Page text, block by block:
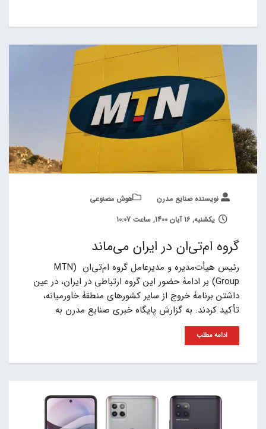
نویسنده صنایع مدرن
هوش مصنوعی
یکشنبه, 16 آبان 1400, ساعت 10:07
گروه ام‌تی‌ان در ایران می‌ماند
رئیس هیأت‌مدیره و مدیرعامل گروه ام‌تی‌ان (MTN
Group) بر ادامۀ حضور این گروه ارتباطی در ایران، در عین
داشتن برنامۀ خروج از سایر کشورهای منطقۀ خاورمیانه،
تأکید کردند. به گزارش پایگاه خبری صنایع مدرن به
ادامه مطلب